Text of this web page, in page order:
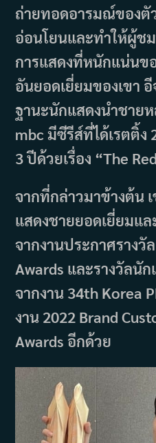
ถ่ายทอดอารมณ์ของตั
อ่อนโยนและทำให้ผู้ช
การแสดงที่หนักแน่นขอ
อันยอดเยี่ยมของเขา
ฐานะนักแสดงนำชาย
mbc มีซีรีส์ที่ได้เรตติ้ง
3 ปีด้วยเรื่อง “The
จากที่กล่าวมาข้างต้น
แสดงชายยอดเยี่ยมแ
จากงานประกาศรางวั
Awards และรางวัลนั
จากงาน 34th Korea
งาน 2022 Brand
Awards อีกด้วย